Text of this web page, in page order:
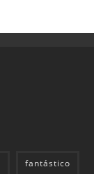
fantástico